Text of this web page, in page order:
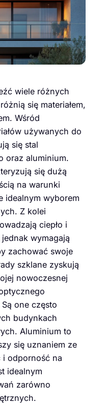
wiele różnych
się materiałem,
Wśród
używanych do
się stal
oraz aluminium.
się dużą
na warunki
idealnym wyborem
Z kolei
ciepło i
wymagają
zachować swoje
szklane zyskują
nowoczesnej
one często
budynkach
Aluminium to
się uznaniem ze
i odporność na
idealnym
zarówno